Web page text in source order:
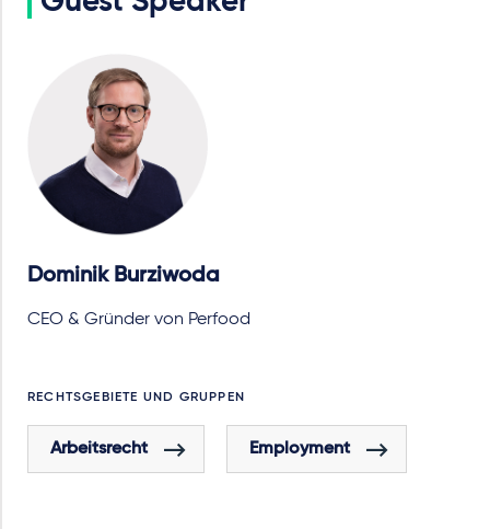
Dominik Burziwoda
CEO & Gründer von Perfood
RECHTSGEBIETE UND GRUPPEN
Arbeitsrecht Employment